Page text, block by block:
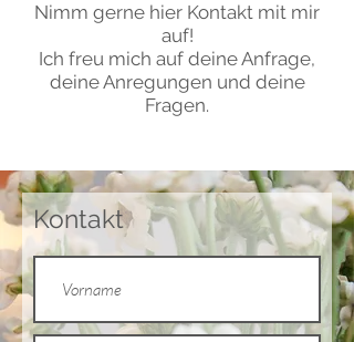
Nimm gerne hier Kontakt mit mir
auf!
Ich freu mich auf deine Anfrage,
deine Anregungen und deine
Fragen.
Kontakt